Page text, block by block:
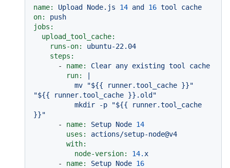
name: Upload Node.js 14 and 16 tool
cache
on:
push
jobs:
upload_tool_cache:
runs-on:
ubuntu-22.04
steps:
-
name: Clear any existing tool
cache
run:
|
"${{ runner.tool_cache }}.old"
-
name: Setup Node 14
uses:
actions/setup-node@v4
with:
node-version:
14. x
-
name: Setup Node 16